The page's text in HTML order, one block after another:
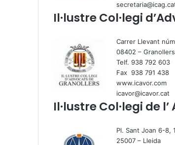
Il·lustre Col·legi
Carrer Llevant
08402 – Granollers
Telf. 938 792 603
Fax 938 791 438
www.icavor.com
icavor@icavor.cat
Il·lustre Col·legi de
Pl. Sant Joan 6-8,
25007 – Lleida